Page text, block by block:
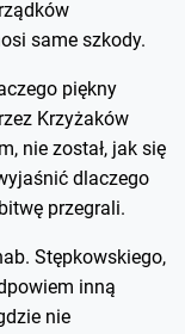
same szkody.
piękny
Krzyżaków
nie został, jak się
dlaczego
przegrali.
Stępkowskiego,
inną
nie